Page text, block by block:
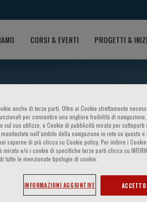
CORSI & EVENTI PROGETTI &
anche di terze parti. Oltre ai Cookie strettamente
per consentire una migliore fruibilità di
sul suo utilizzo, e Cookie di pubblicità mirata per
nell‘ambito della navigazione in rete su questo
saperne di più clicca su Cookie policy. Per inibire i
e/o i cookie di specifiche terze parti clicca su
tutte le menzionate tipologie di cookie.
INFORMAZIONI AGGIUNTIVE ACCETTO